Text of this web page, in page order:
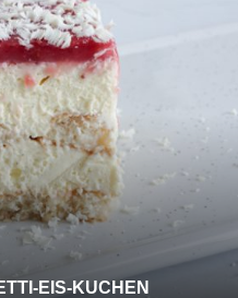
EIS-KUCHEN